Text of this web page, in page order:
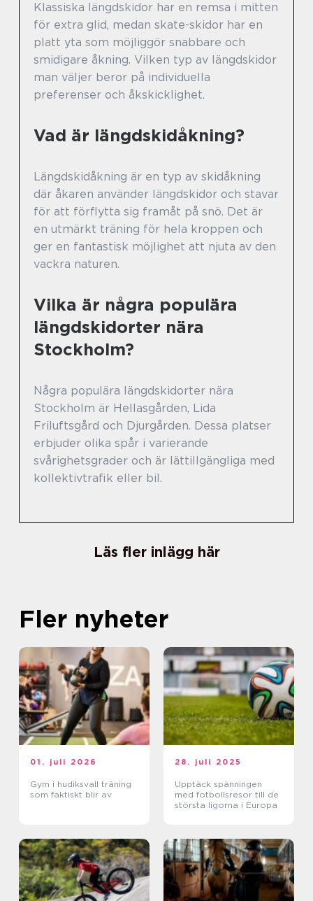
Klassiska längdskidor har en remsa i mitten
för extra glid, medan skate-skidor har en
platt yta som möjliggör snabbare och
smidigare åkning. Vilken typ av längdskidor
man väljer beror på individuella
preferenser och åkskicklighet.
Vad är längdskidåkning?
Längdskidåkning är en typ av skidåkning
där åkaren använder längdskidor och stavar
för att förflytta sig framåt på snö. Det är
en utmärkt träning för hela kroppen och
ger en fantastisk möjlighet att njuta av den
vackra naturen.
Vilka är några populära
längdskidorter nära
Stockholm?
Några populära längdskidorter nära
Stockholm är Hellasgården, Lida
Friluftsgård och Djurgården. Dessa platser
erbjuder olika spår i varierande
svårighetsgrader och är lättillgängliga med
kollektivtrafik eller bil.
Läs fler inlägg här
Fler nyheter
01. juli 2026
Gym i hudiksvall träning
som faktiskt blir av
28. juli 2025
Upptäck spänningen
med fotbollsresor till de
största ligorna i Europa